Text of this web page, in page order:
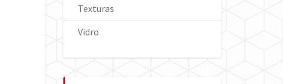
Texturas
Vidro